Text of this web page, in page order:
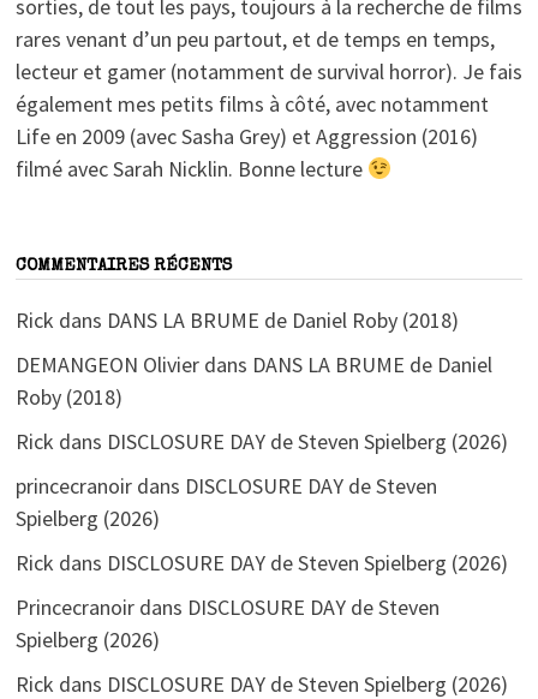
sorties, de tout les pays, toujours à la recherche de films
rares venant d’un peu partout, et de temps en temps,
lecteur et gamer (notamment de survival horror). Je fais
également mes petits films à côté, avec notamment
Life en 2009 (avec Sasha Grey) et Aggression (2016)
filmé avec Sarah Nicklin. Bonne lecture
COMMENTAIRES RÉCENTS
Rick dans DANS LA BRUME de Daniel Roby (2018)
DEMANGEON Olivierdans DANS LA BRUME de Daniel
Roby (2018)
Rick dans DISCLOSURE DAY de Steven Spielberg (2026)
princecranoirdans DISCLOSURE DAY de Steven
Spielberg (2026)
Rick dans DISCLOSURE DAY de Steven Spielberg (2026)
Princecranoirdans DISCLOSURE DAY de Steven
Spielberg (2026)
Rick dans DISCLOSURE DAY de Steven Spielberg (2026)